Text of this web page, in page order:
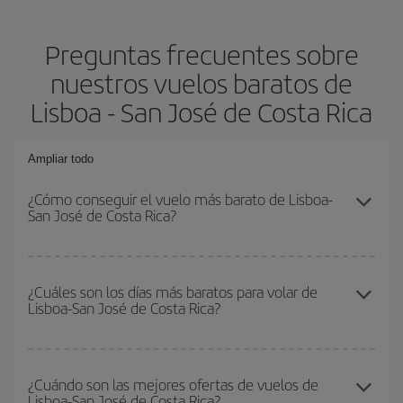
Preguntas frecuentes sobre
nuestros vuelos baratos de
Lisboa - San José de Costa Rica
Ampliar todo
¿Cómo conseguir el vuelo más barato de Lisboa-
San José de Costa Rica?
Rica-dest y conseguir el vuelo más barato si evitas temporadas
altas, compras con antelación y puedes ser flexible con las
¿Cuáles son los días más baratos para volar de
Lisboa-San José de Costa Rica?
que empezar una consulta en nuestro
buscador de vuelos
baratos . Dinos desde dónde vuelas, a dónde quieres ir y en qué
¿Cuándo son las mejores ofertas de vuelos de